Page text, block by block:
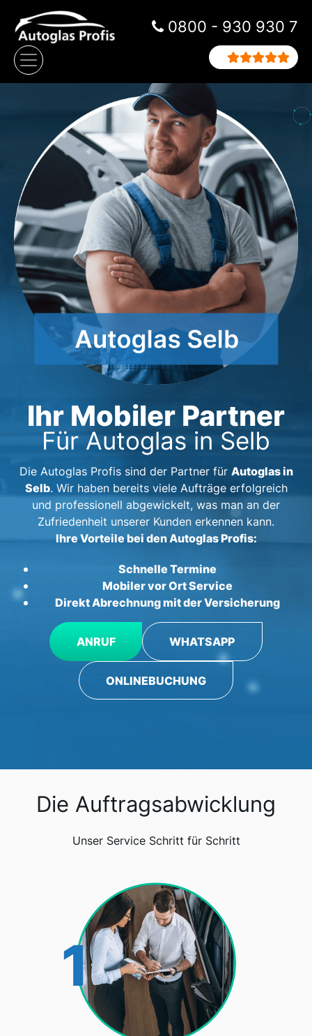
Zum Inhalt springen
Hauptnavigation
0800 - 930 930 7
Ihr Mobiler Partner
Für Autoglas in Selb
Die Autoglas Profis sind der Partner für Autoglas in
Selb. Wir haben bereits viele Aufträge erfolgreich
und professionell abgewickelt, was man an der
Zufriedenheit unserer Kunden erkennen kann.
Ihre Vorteile bei den Autoglas Profis:
Schnelle Termine
Mobiler vor Ort Service
Direkt Abrechnung mit der Versicherung
ANRUF WHATSAPP
ONLINEBUCHUNG
Die Auftragsabwicklung
Unser Service Schritt für Schritt
1